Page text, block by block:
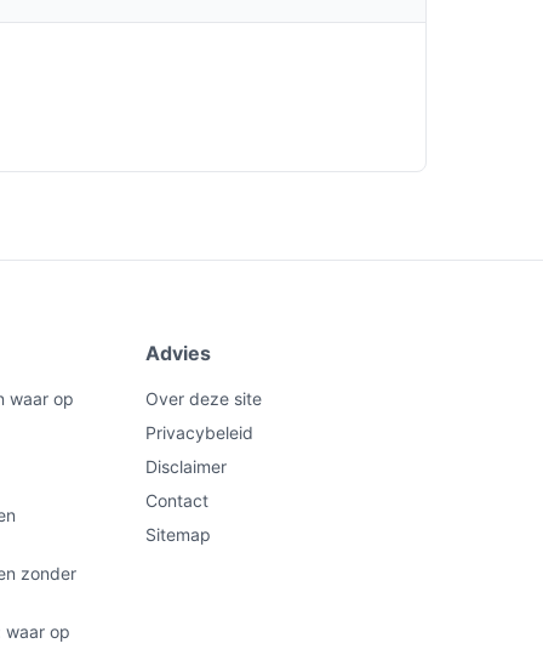
waar op
zonder
waar op
Advies
Over deze site
Privacybeleid
Disclaimer
Contact
Sitemap